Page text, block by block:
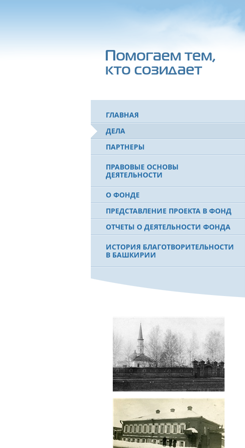
ГЛАВНАЯ
ДЕЛА
ПАРТНЕРЫ
ПРАВОВЫЕ ОСНОВЫ
ДЕЯТЕЛЬНОСТИ
О ФОНДЕ
ПРЕДСТАВЛЕНИЕ ПРОЕКТА В ФОНД
ОТЧЕТЫ О ДЕЯТЕЛЬНОСТИ ФОНДА
ИСТОРИЯ БЛАГОТВОРИТЕЛЬНОСТИ
В БАШКИРИИ
МУРТАЗЕ РАХИМОВЕ